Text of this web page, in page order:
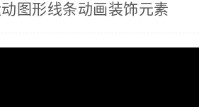
图形线条动画装饰元素